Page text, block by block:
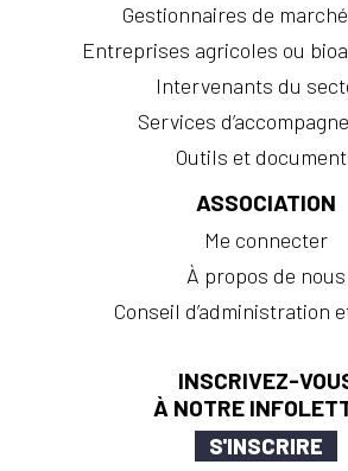
Gestionnaires de
Entreprises agricoles ou
Intervenants du
Services
Outils et
ASSOCIATION
Me connecter
À propos de nous
Conseil d’administration
INSCRIVEZ-
À NOTRE
S'INSCRIRE